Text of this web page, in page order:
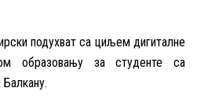
подухват са циљем дигиталне
образовању за студенте са